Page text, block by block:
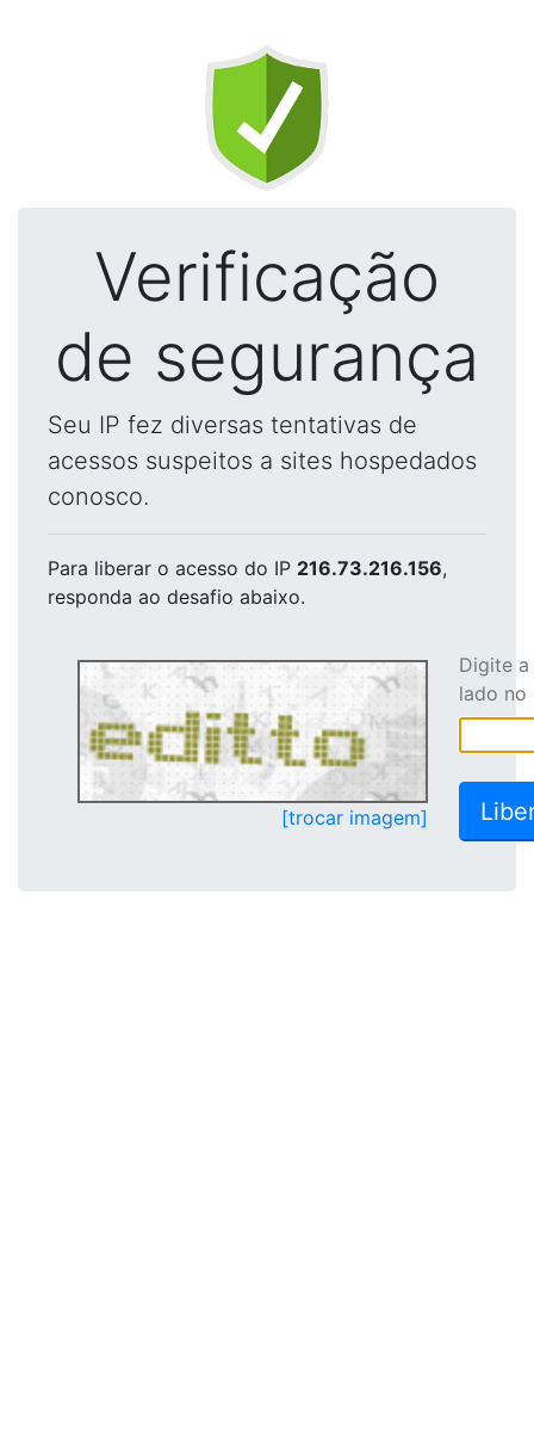
Verificação
de segurança
Seu IP fez diversas tentativas de
acessos suspeitos a sites hospedados
conosco.
Para liberar o acesso do IP 216.73.216.156,
responda ao desafio abaixo.
[trocar imagem]
Digite
lado no